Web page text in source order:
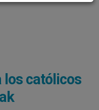
los católicos